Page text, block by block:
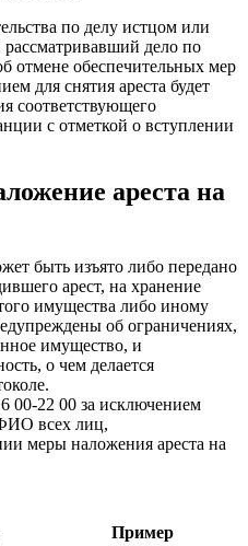
по делу истцом или
рассматривавший дело по
отмене обеспечительных мер
для снятия ареста будет
соответствующего
с отметкой о вступлении
ареста на
быть изъято либо передано
арест, на хранение
имущества либо иному
об ограничениях,
имущество, и
о чем делается
00-22 00 за исключением
всех лиц,
меры наложения ареста на
Пример